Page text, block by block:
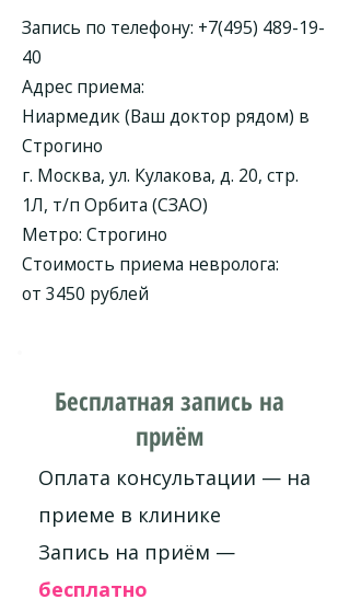
Запись по телефону: +7(495) 489-19-
40
Адрес приема:
Ниармедик (Ваш доктор рядом) в
Строгино
г. Москва, ул. Кулакова, д. 20, стр.
1Л, т/п Орбита (СЗАО)
Метро: Строгино
Стоимость приема невролога:
от 3450 рублей
Бесплатная запись на
приём
Оплата консультации — на
приеме в клинике
Запись на приём —
бесплатно